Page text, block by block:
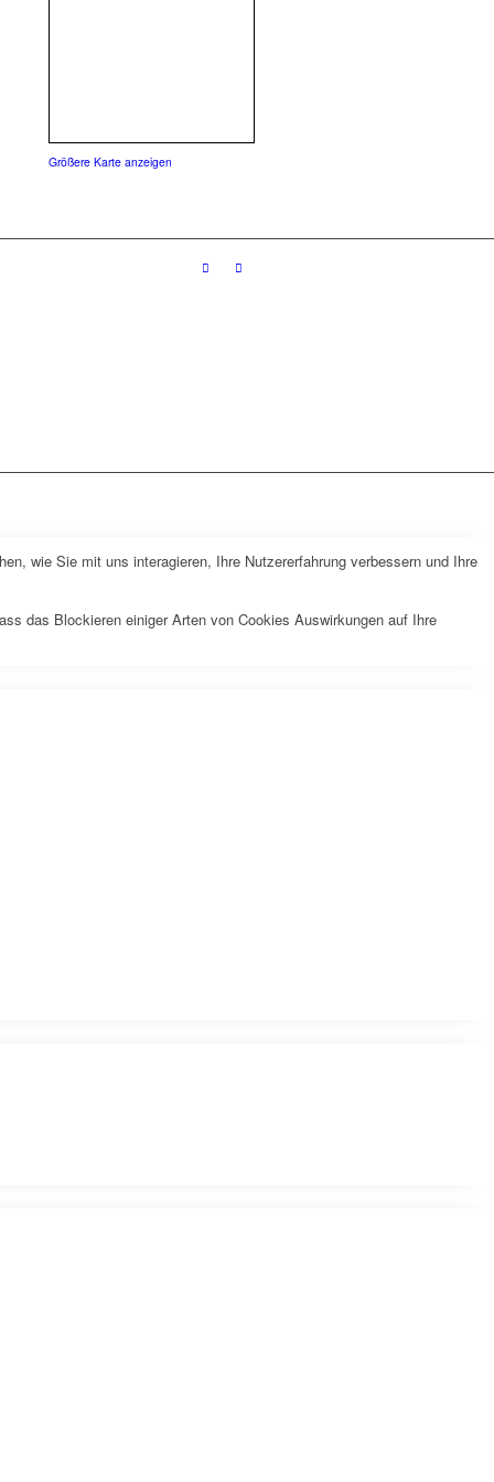
Größere Karte anzeigen
wie Sie mit uns interagieren, Ihre Nutzererfahrung verbessern und Ihre
das Blockieren einiger Arten von Cookies Auswirkungen auf Ihre